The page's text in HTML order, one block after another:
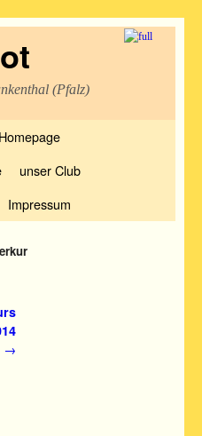
(Pfalz)
unser Club
Impressum
→